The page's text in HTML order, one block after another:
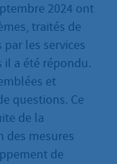
2024 ont
traités de
les services
il a été répondu.
et
questions. Ce
de la
des mesures
de